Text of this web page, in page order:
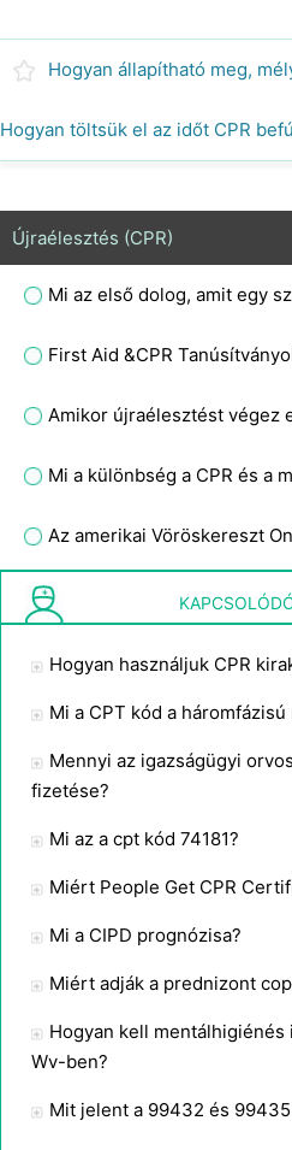
Hogyan töltsük el az időt CPR
Újraélesztés (CPR)
First Aid &CPR
Az amerikai Vöröskereszt
Mennyi ideig tart a CPR?
Hogyan használjuk CPR
Mi a CPT kód a
Mennyi az igazságügyi
fizetése?
Mi az a cpt kód 74181?
Miért People Get CPR
Mi a CIPD prognózisa?
Miért adják a prednizont
Hogyan kell
Wv-ben?
Mit jelent a 99432 és